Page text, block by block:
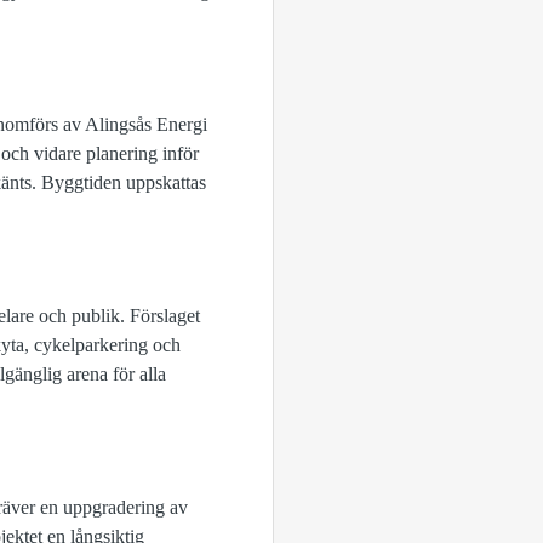
av Alingsås Energi
vidare planering inför
Byggtiden uppskattas
och publik. Förslaget
cykelparkering och
arena för alla
en uppgradering av
en långsiktig